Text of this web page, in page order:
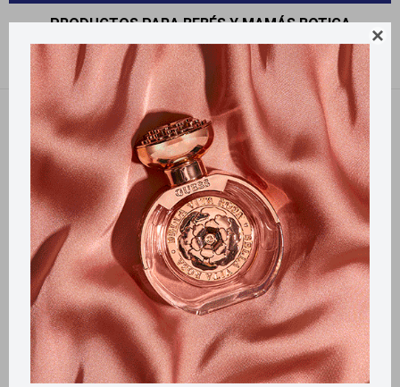

PRODUCTOS PARA BEBÉS Y MAMÁS BOTICA
Recomendados
Filtrando por: Botica
LlegaMAÑANA
LlegaMAÑANA